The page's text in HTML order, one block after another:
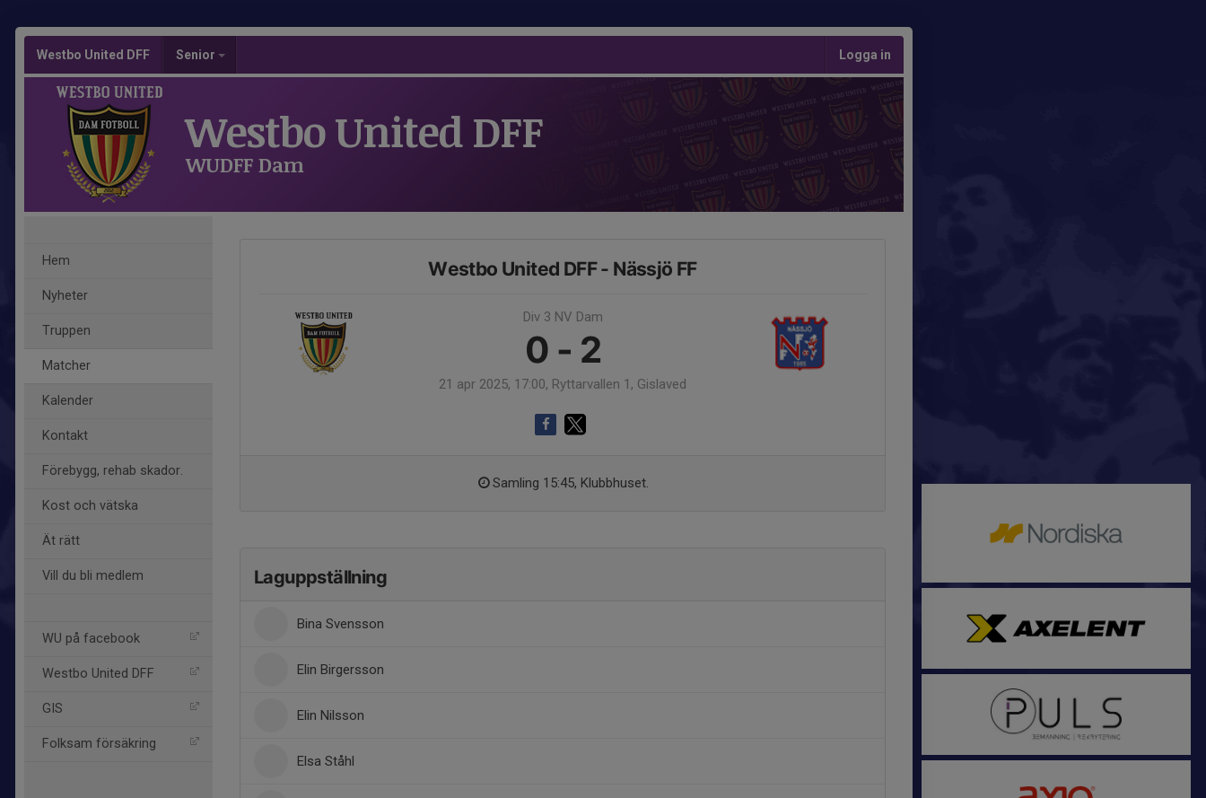
Westbo United DFF Senior Logga in
Westbo United DFF
WUDFF Dam
Hem
Nyheter
Truppen
Matcher
Kalender
Kontakt
Förebygg, rehab skador.
Kost och vätska
Ät rätt
Vill du bli medlem
WU på facebook
Westbo United DFF
GIS
Folksam försäkring
Westbo United DFF - Nässjö FF
Div 3 NV Dam
0 - 2
21 apr 2025, 17:00, Ryttarvallen 1, Gislaved
Samling 15:45, Klubbhuset.
Laguppställning
Bina Svensson
Elin Birgersson
Elin Nilsson
Elsa Ståhl